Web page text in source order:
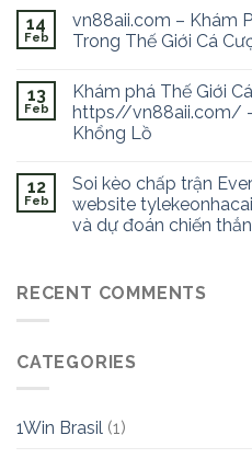
14
Feb
vn88aii.com – Khám
Trong Thế Giới Cá
13
Feb
Khám phá Thế Giới
https//vn88aii.com/
Khổng Lồ
12
Feb
Soi kèo chấp trận
website
và dự đoán chiến
RECENT COMMENTS
CATEGORIES
1Win Brasil (1)